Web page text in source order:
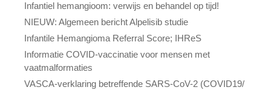
Infantiel hemangioom: verwijs en behandel op tijd!
NIEUW: Algemeen bericht Alpelisib studie
Infantile Hemangioma Referral Score; IHReS
Informatie COVID-vaccinatie voor mensen met
vaatmalformaties
VASCA-verklaring betreffende SARS-CoV-2 (COVID19/